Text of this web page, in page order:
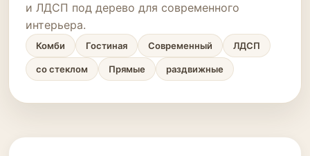
и ЛДСП под дерево для современного
интерьера.
Комби Гостиная Современный ЛДСП
со стеклом Прямые раздвижные